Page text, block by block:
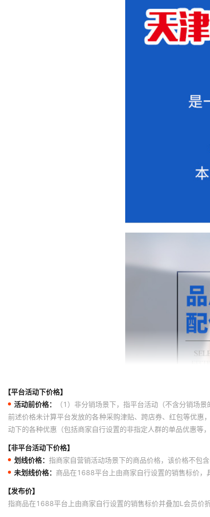
【平台活动下价格】
活动前价格：
（1）非分销场景下，指平台活动（不含分销场
前述价格未计算平台发放的各种采购津贴、跨店券、红包等优
动下的各种优惠（包括商家自行设置的非指定人群的单品优惠等
【非平台活动下价格】
划线价格： 指商家自营销活动场景下的商品价格，该价格不包
未划线价格： 商品在1688平台上由商家自行设置的销售标价，
【发布价】
指商品在1688平台上由商家自行设置的销售标价并叠加L会员价